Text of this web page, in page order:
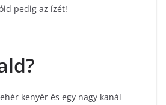
pedig az ízét!
kenyér és egy nagy kanál